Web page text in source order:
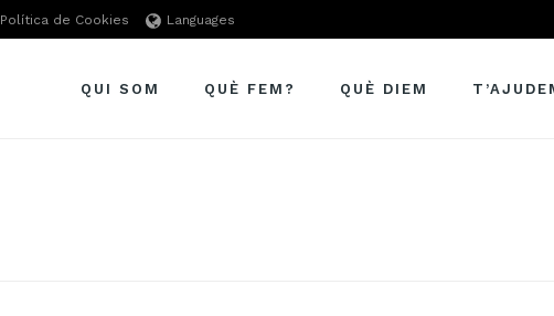
Política de Cookies Languages
QUI SOM QUÈ FEM? QUÈ DIEM